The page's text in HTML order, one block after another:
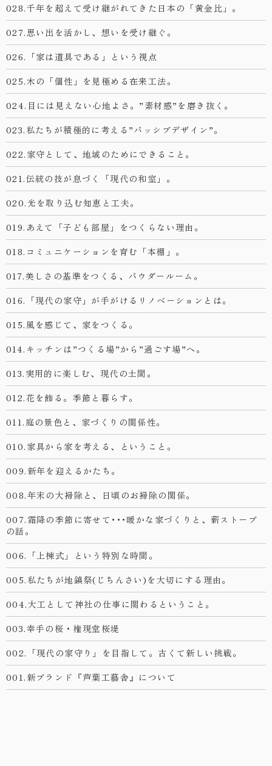
028.千年を超えて受け継がれてきた日本の「黄金比」。
027.思い出を活かし、想いを受け継ぐ。
026.「家は道具である」という視点
025.木の「個性」を見極める在来工法。
024.目には見えない心地よさ。”素材感”を磨き抜く。
023.私たちが積極的に考える”パッシブデザイン”。
022.家守として、地域のためにできること。
021.伝統の技が息づく「現代の和室」。
020.光を取り込む知恵と工夫。
019.あえて「子ども部屋」をつくらない理由。
018.コミュニケーションを育む「本棚」。
017.美しさの基準をつくる、パウダールーム。
016.「現代の家守」が手がけるリノベーションとは。
015.風を感じて、家をつくる。
014.キッチンは”つくる場”から”過ごす場”へ。
013.実用的に楽しむ、現代の土間。
012.花を飾る。季節と暮らす。
011.庭の景色と、家づくりの関係性。
010.家具から家を考える、ということ。
009.新年を迎えるかたち。
008.年末の大掃除と、日頃のお掃除の関係。
007.霜降の季節に寄せて･･･暖かな家づくりと、薪ストーブ
の話。
006.「上棟式」という特別な時間。
005.私たちが地鎮祭(じちんさい)を大切にする理由。
004.大工として神社の仕事に関わるということ。
003.幸手の桜・権現堂桜堤
002.「現代の家守り」を目指して。古くて新しい挑戦。
001.新ブランド『芦葉工藝舎』について